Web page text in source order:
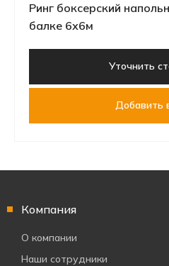
Ринг боксерский
балке 6х6м
Уточнить
Добавить
Компания
О компании
Наши сотрудники